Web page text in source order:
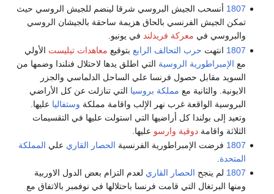
1807 أنسحب الجيش البروسي شرقا لينضم للجيش الروسي حيث
تمكن الجيش الفرنسي بالحاق هزيمة ساحقة بالجيشان الروسي
والبروسي في معركة فريدلند في يونيو.
1807 انتهت حرب التحالف الرابع بتوقيع معاهدات تيليست الأولي
مع الإمبراطورية الروسية التي اطلق يدها لاحتلال فنلندا وضمها من
السويد مقابل حصول فرنسا علي الساحل الدلماسي والجزر
الايونية. والثانية مع مملكة بروسيا التي تنازلت عن كل الأراضي
البروسية الواقعة غرب نهر الإلب واقامة مملكة وستفاليا عليها.
وتعيد إلى بولندا كل أراضيها التي استولت عليها في التقسيمات
الثلاثة واقامةدوقية وارسو عليها.
1807 فرضت الإمبراطورية الفرنسية الحصار القاري علي المملكة
المتحدة
1807 لم ينجح الحصار القاري لعدم التزام بعض الدول الاوربية
ومنها البرتغال التي قامت فرنسا باحتلالها في نوفمبر بالاتفاق مع